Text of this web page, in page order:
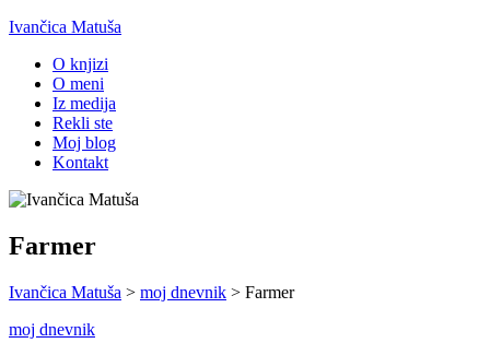
Ivančica Matuša
O knjizi
O meni
Iz medija
Rekli ste
Moj blog
Kontakt
Farmer
Ivančica Matuša > moj dnevnik > Farmer
moj dnevnik